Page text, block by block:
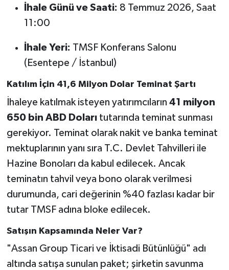
İhale Günü ve Saati: 8 Temmuz 2026, Saat
11:00
İhale Yeri: TMSF Konferans Salonu
(Esentepe / İstanbul)
Katılım İçin 41,6 Milyon Dolar Teminat Şartı
İhaleye katılmak isteyen yatırımcıların 41 milyon
650 bin ABD Dolarıtutarında teminat sunması
gerekiyor. Teminat olarak nakit ve banka teminat
mektuplarının yanı sıra T.C. Devlet Tahvilleri ile
Hazine Bonoları da kabul edilecek. Ancak
teminatın tahvil veya bono olarak verilmesi
durumunda, cari değerinin %40 fazlası kadar bir
tutar TMSF adına bloke edilecek.
Satışın Kapsamında Neler Var?
"Assan Group Ticari ve İktisadi Bütünlüğü" adı
altında satışa sunulan paket; şirketin savunma